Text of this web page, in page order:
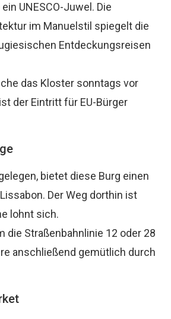
UNESCO-Juwel. Die
im Manuelstil spiegelt die
Entdeckungsreisen
das Kloster sonntags vor
der Eintritt für EU-Bürger
bietet diese Burg einen
Der Weg dorthin ist
lohnt sich.
die Straßenbahnlinie 12 oder 28
anschließend gemütlich durch